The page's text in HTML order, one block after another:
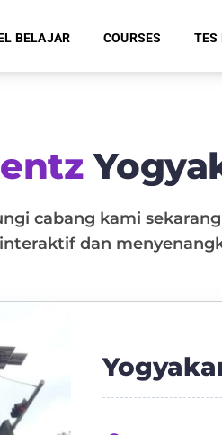
BELAJAR COURSES TES
cabang kami
interaktif dan